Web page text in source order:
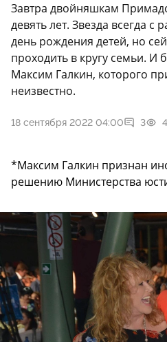
Завтра двойняшкам
девять лет. Звезда всегда с
день рождения детей, но
проходить в кругу семьи. И
Максим Галкин, которого
неизвестно.
18 сентября 2022 04:00 3
*Максим Галкин признан
решению Министерства